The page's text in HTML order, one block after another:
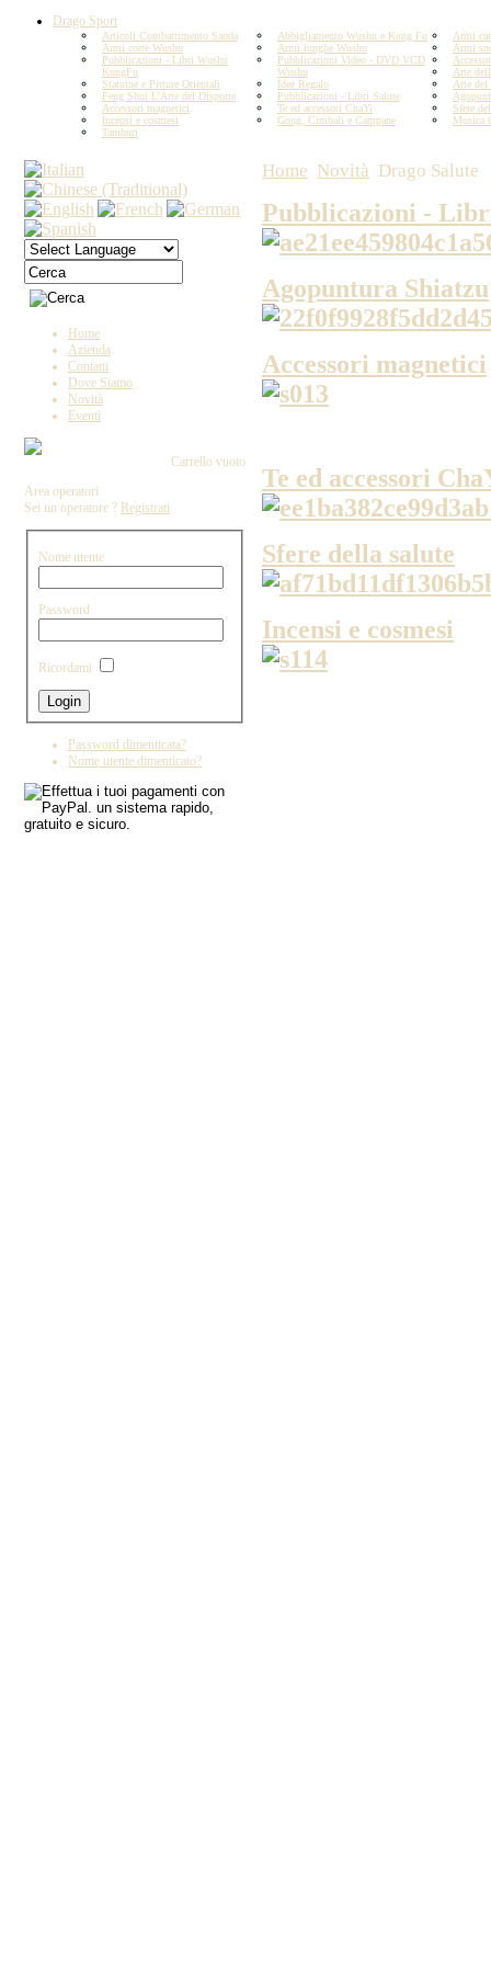
Drago Sport
Articoli Combattimento Sanda Abbigliamento Wushu e Kung Fu
Armi
Armi corte Wushu
Armi lunghe Wushu
Armi
Pubblicazioni - Libri Wushu
KungFu
Pubblicazioni Video - DVD VCD
Wushu
Arte
Statuine e Pitture Orientali
Idee Regalo
Arte del
Feng Shui L'Arte del Disporre
Pubblicazioni - Libri Salute
Accessori magnetici
Te ed accessori ChaYi
Sfere
Incensi e cosmesi
Gong, Cimbali e Campane
Musica
Tamburi
Home
Azienda
Contatti
Dove Siamo
Novità
Eventi
Carrello vuoto
Area operatori
Sei un operatore ? Registrati
Nome utente
Password
Ricordami
Password dimenticata?
Nome utente dimenticato?
Home Novità Drago Salute
Pubblicazioni -
Agopuntura Shiatzu
Accessori magnetici
Te ed accessori
Sfere della salute
Incensi e cosmesi